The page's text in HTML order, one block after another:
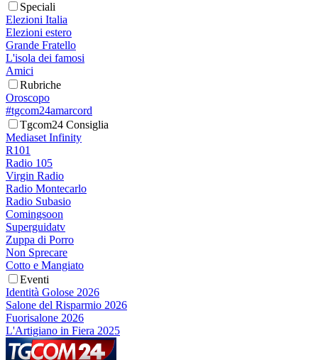
Speciali
Elezioni Italia
Elezioni estero
Grande Fratello
L'isola dei famosi
Amici
Rubriche
Oroscopo
#tgcom24amarcord
Tgcom24 Consiglia
Mediaset Infinity
R101
Radio 105
Virgin Radio
Radio Montecarlo
Radio Subasio
Comingsoon
Superguidatv
Zuppa di Porro
Non Sprecare
Cotto e Mangiato
Eventi
Identità Golose 2026
Salone del Risparmio 2026
Fuorisalone 2026
L'Artigiano in Fiera 2025